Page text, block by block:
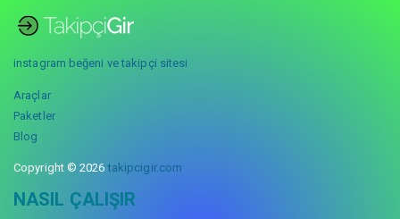
instagram beğeni ve takipçi sitesi
Araçlar
Paketler
Blog
Copyright © 2026 takipcigir.com
NASIL ÇALIŞIR